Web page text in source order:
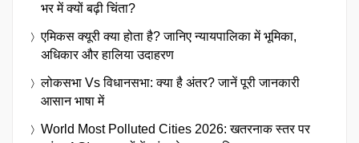
भर में क्यों बढ़ी चिंता?
एमिकस क्यूरी क्या होता है? जानिए न्यायपालिका में भूमिका,
अधिकार और हालिया उदाहरण
लोकसभा Vs विधानसभा: क्या है अंतर? जानें पूरी जानकारी
आसान भाषा में
World Most Polluted Cities 2026: खतरनाक स्तर पर